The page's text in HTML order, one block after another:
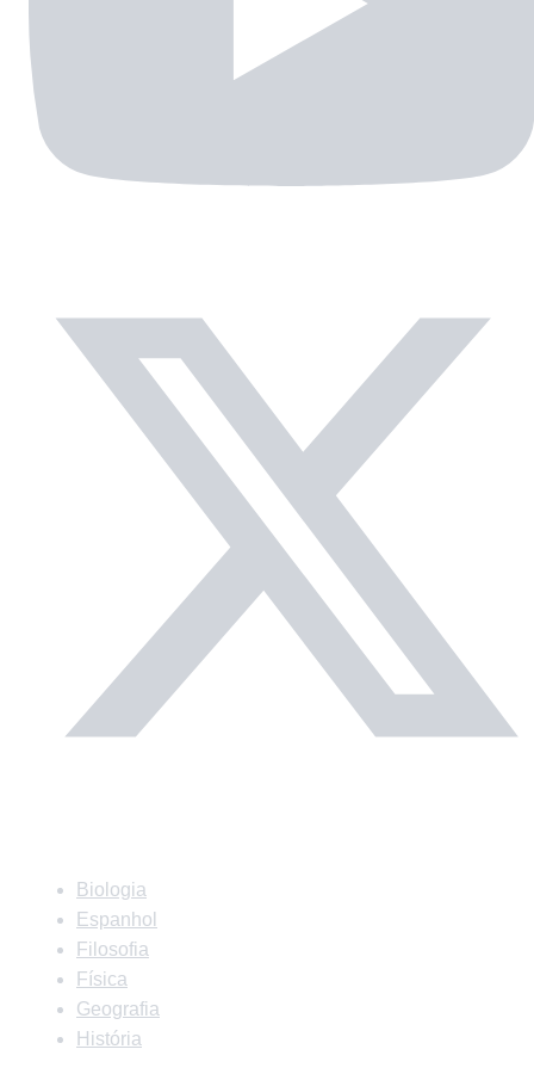
Biologia
Espanhol
Filosofia
Física
Geografia
História